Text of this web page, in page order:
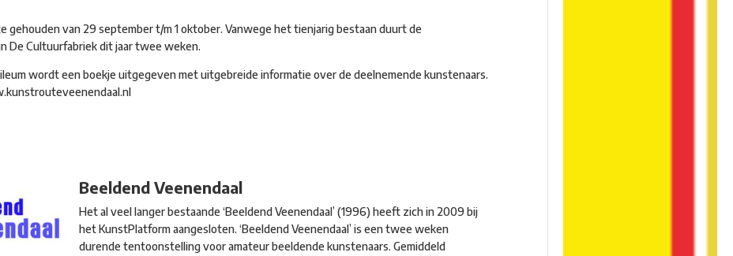
gehouden van 29 september t/m 1 oktober. Vanwege het tienjarig bestaan duurt de
De Cultuurfabriek dit jaar twee weken.
wordt een boekje uitgegeven met uitgebreide informatie over de deelnemende kunstenaars.
Beeldend Veenendaal
Het al veel langer bestaande ‘Beeldend Veenendaal’ (1996) heeft zich in 2009 bij
het KunstPlatform aangesloten. ‘Beeldend Veenendaal’ is een twee weken
durende tentoonstelling voor amateur beeldende kunstenaars. Gemiddeld